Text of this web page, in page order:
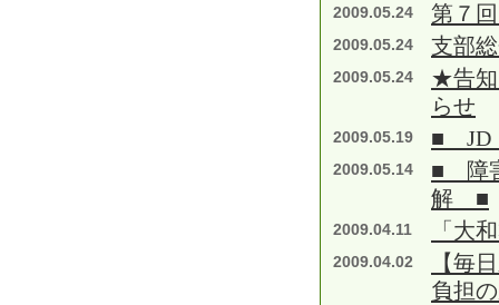
2009.05.24 第７
2009.05.24 支部
2009.05.24
★告
らせ
2009.05.19 ■ JD
2009.05.14
■ 障
解 ■
2009.04.11 「大
2009.04.02
【毎
負担